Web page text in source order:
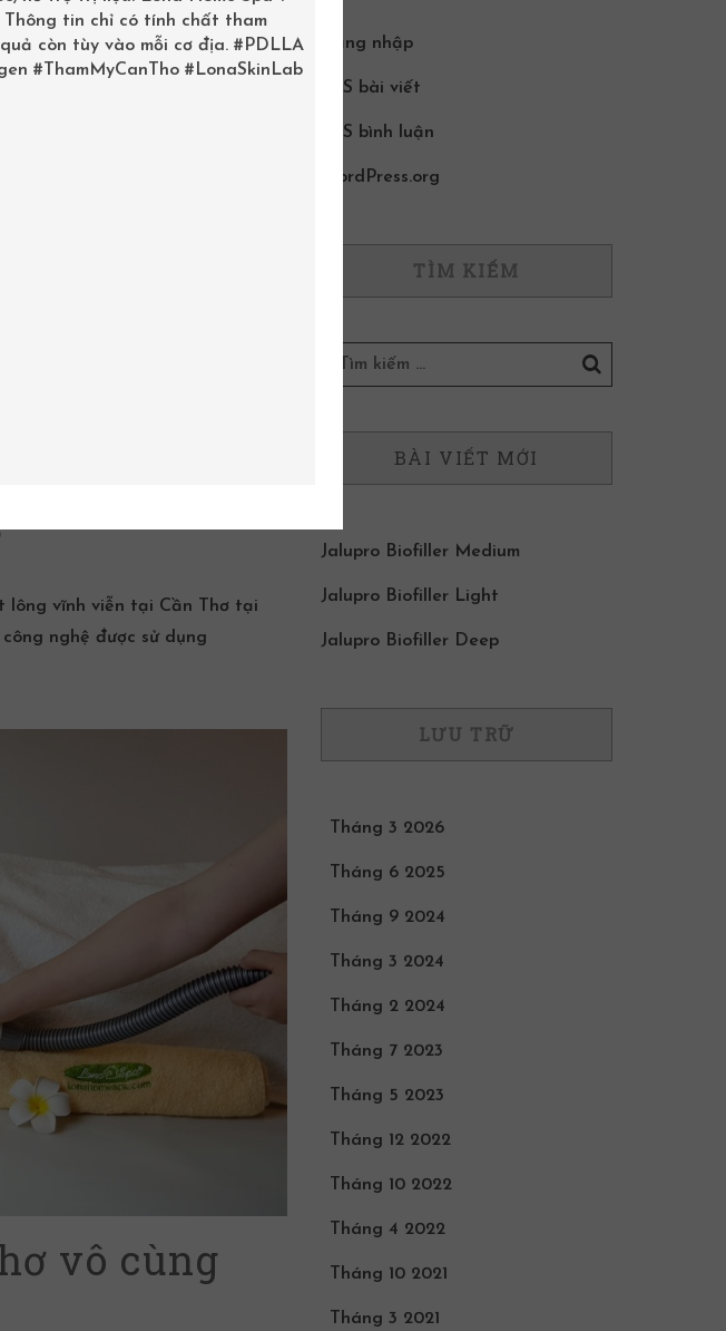
các spa
lông vĩnh viễn tại Cần Thơ tại
nghệ được sử dụng
vô cùng
Đăng nhập
RSS bài viết
RSS bình luận
WordPress.org
TÌM KIẾM
BÀI VIẾT MỚI
Jalupro Biofiller Medium
Jalupro Biofiller Light
Jalupro Biofiller Deep
LƯU TRỮ
Tháng 3 2026
Tháng 6 2025
Tháng 9 2024
Tháng 3 2024
Tháng 2 2024
Tháng 7 2023
Tháng 5 2023
Tháng 12 2022
Tháng 10 2022
Tháng 4 2022
Tháng 10 2021
Tháng 3 2021
Thông tin chỉ có tính chất tham
còn tùy vào mỗi cơ địa. #PDLLA
#ThamMyCanTho #LonaSkinLab